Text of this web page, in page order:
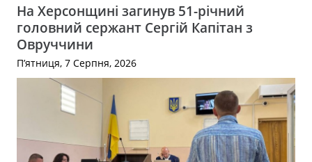
На Херсонщині загинув 51-річний
головний сержант Сергій Капітан з
Овруччини
П’ятниця, 7 Серпня, 2026